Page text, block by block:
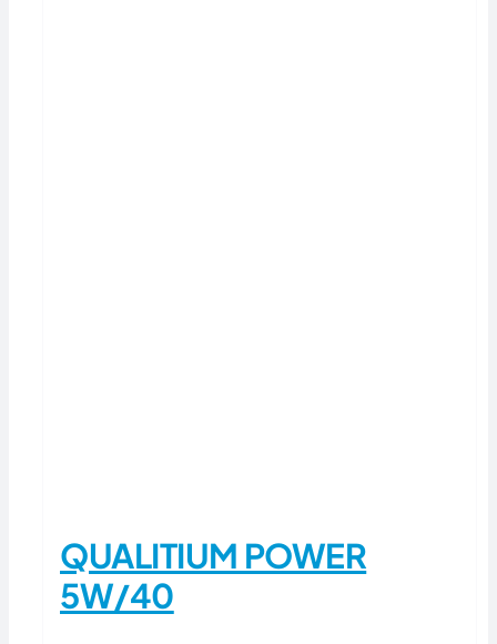
QUALITIUM POWER
5W/40